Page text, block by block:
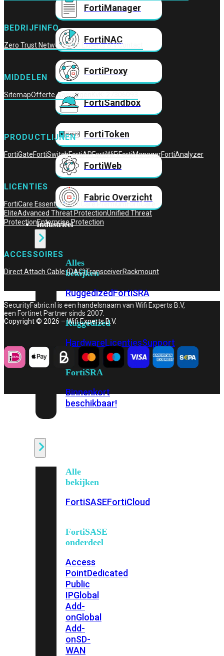
FortiManager
FortiNAC
FortiProxy
FortiSandbox
FortiToken
FortiWeb
Fabric Overzicht
Industrieel
Alles
bekijken
RuggedizedFortiSRA
Ruggedized
HardwareLicentiesSupport
FortiSRA
Binnenkort
beschikbaar!
Alle
bekijken
FortiSASEFortiCloud
FortiSASE
onderdeel
Access
PointDedicated
Public
IPGlobal
Add-
onGlobal
Add-
onSD-
WAN
BEDRIJFINFO
Zero Trust NetworksWifi Experts B.V.Contact
MIDDELEN
SitemapOfferte Aanvragen
PRODUCTLIJNEN
FortiGateFortiSwitchFortiAPFortiWiFiFortiManagerFortiAnalyzer
LICENTIES
FortiCare EssentialsFortiCare PremiumFortiCare
EliteAdvanced Threat ProtectionUnified Threat
ProtectionEnterprise Protection
ACCESSOIRES
Direct Attach Cable (DAC)TransceiverRackmount
SecurityFabric.nl is een handelsnaam van Wifi Experts B.V,
een Fortinet Partner sinds 2007.
Copyright © 2026 – Wifi Experts B.V.